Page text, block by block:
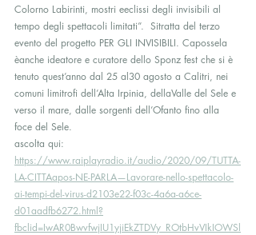
Colorno Labirinti, mostri eeclissi degli invisibili al
tempo degli spettacoli limitati”.  Sitratta del terzo
evento del progetto PER GLI INVISIBILI. Capossela
èanche ideatore e curatore dello Sponz fest che si è
tenuto quest’anno dal 25 al30 agosto a Calitri, nei
comuni limitrofi dell’Alta Irpinia, dellaValle del Sele e
verso il mare, dalle sorgenti dell’Ofanto fino alla
foce del Sele.
ascolta qui:
https://www.raiplayradio.it/audio/2020/09/TUTTA-
LA-CITTAapos-NE-PARLA—Lavorare-nello-spettacolo-
ai-tempi-del-virus-d2103e22-f03c-4a6a-a6ce-
d01aadfb6272.html?
fbclid=IwAR0BwvfwjIU1yjiEkZTDVy_ROtbHvVIkIOWSl